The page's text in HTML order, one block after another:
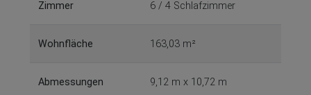
Zimmer 6 / 4 Schlafzimmer
Wohnfläche 163,03 m²
Abmessungen 9,12 m x 10,72 m